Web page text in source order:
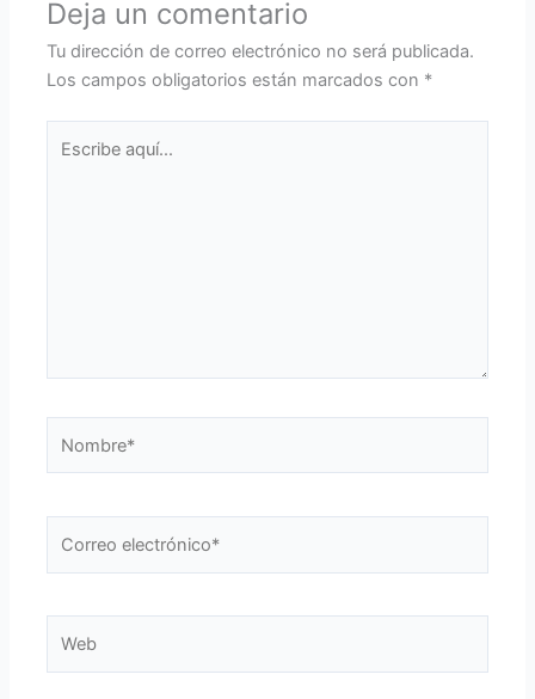
Deja un comentario
Tu dirección de correo electrónico no será publicada.
Los campos obligatorios están marcados con *
aquí...
electrónico*